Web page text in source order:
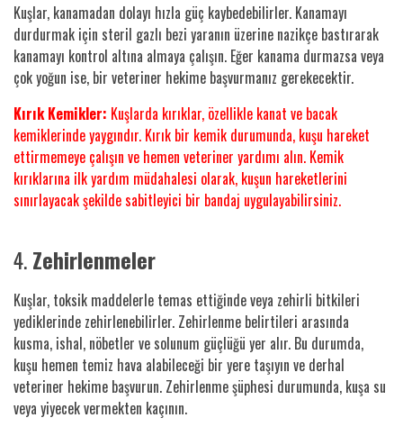
Kuşlar, kanamadan dolayı hızla güç kaybedebilirler. Kanamayı
durdurmak için steril gazlı bezi yaranın üzerine nazikçe bastırarak
kanamayı kontrol altına almaya çalışın. Eğer kanama durmazsa veya
çok yoğun ise, bir veteriner hekime başvurmanız gerekecektir.
Kırık Kemikler: Kuşlarda kırıklar, özellikle kanat ve bacak
kemiklerinde yaygındır. Kırık bir kemik durumunda, kuşu hareket
ettirmemeye çalışın ve hemen veteriner yardımı alın. Kemik
kırıklarına ilk yardım müdahalesi olarak, kuşun hareketlerini
sınırlayacak şekilde sabitleyici bir bandaj uygulayabilirsiniz.
4.Zehirlenmeler
Kuşlar, toksik maddelerle temas ettiğinde veya zehirli bitkileri
yediklerinde zehirlenebilirler. Zehirlenme belirtileri arasında
kusma, ishal, nöbetler ve solunum güçlüğü yer alır. Bu durumda,
kuşu hemen temiz hava alabileceği bir yere taşıyın ve derhal
veteriner hekime başvurun. Zehirlenme şüphesi durumunda, kuşa su
veya yiyecek vermekten kaçının.